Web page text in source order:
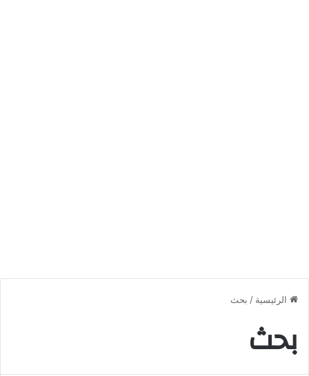
الرئيسية / بحث
بحث